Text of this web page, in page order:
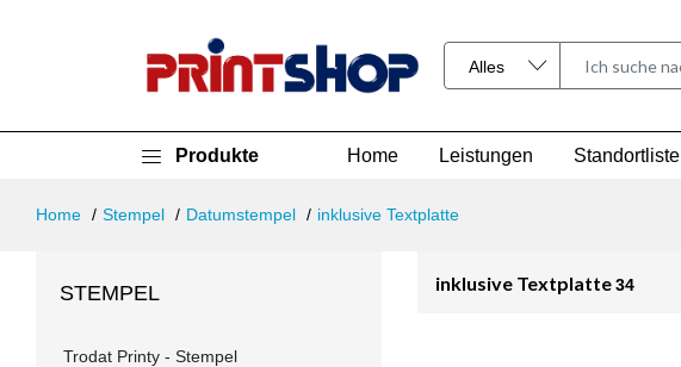
Produkte Home Leistungen Standortliste
Home Stempel Datumstempel inklusive Textplatte
STEMPEL
Trodat Printy - Stempel
inklusive Textplatte34